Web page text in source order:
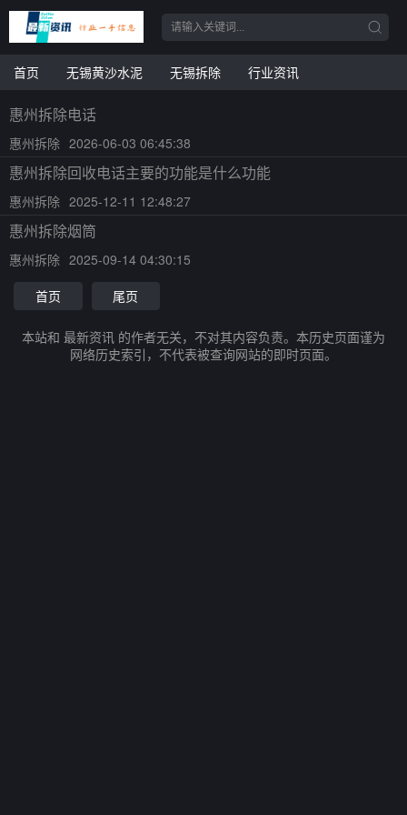
首页 无锡黄沙水泥 无锡拆除 行业资讯
惠州拆除电话
惠州拆除 2026-06-03 06:45:38
惠州拆除回收电话主要的功能是什么功能
惠州拆除 2025-12-11 12:48:27
惠州拆除烟筒
惠州拆除 2025-09-14 04:30:15
首页
尾页
本站和 最新资讯 的作者无关，不对其内容负责。本历史页面谨为
网络历史索引，不代表被查询网站的即时页面。